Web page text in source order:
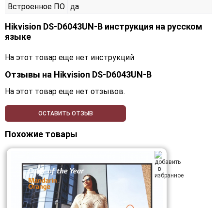
Встроенное ПО да
Hikvision DS-D6043UN-B инструкция на русском
языке
На этот товар еще нет инструкций
Отзывы на Hikvision DS-D6043UN-B
На этот товар еще нет отзывов.
ОСТАВИТЬ ОТЗЫВ
Похожие товары